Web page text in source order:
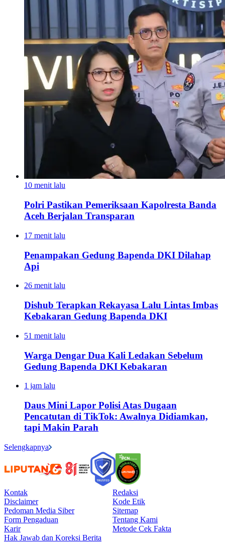
10 menit lalu
Polri Pastikan Pemeriksaan Kapolresta Banda
Aceh Berjalan Transparan
17 menit lalu
Penampakan Gedung Bapenda DKI Dilahap
Api
26 menit lalu
Dishub Terapkan Rekayasa Lalu Lintas Imbas
Kebakaran Gedung Bapenda DKI
51 menit lalu
Warga Dengar Dua Kali Ledakan Sebelum
Gedung Bapenda DKI Kebakaran
1 jam lalu
Daus Mini Lapor Polisi Atas Dugaan
Pencatutan di TikTok: Awalnya Didiamkan,
tapi Makin Parah
Selengkapnya
Kontak
Redaksi
Disclaimer
Kode Etik
Pedoman Media Siber
Sitemap
Form Pengaduan
Tentang Kami
Karir
Metode Cek Fakta
Hak Jawab dan Koreksi Berita